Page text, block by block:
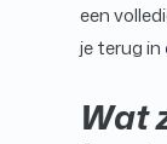
een
je terug in
Wat